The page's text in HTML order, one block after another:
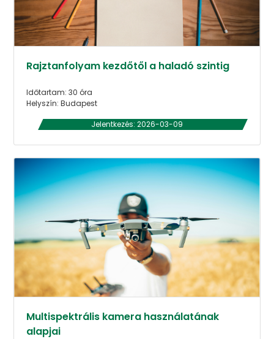
Rajztanfolyam kezdőtől a haladó szintig
Időtartam: 30 óra
Helyszín: Budapest
Jelentkezés: 2026-03-09
Multispektrális kamera használatának
alapjai